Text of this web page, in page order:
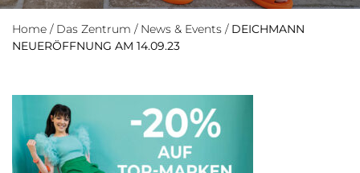
Home / Das Zentrum / News & Events / DEICHMANN
NEUERÖFFNUNG AM 14.09.23